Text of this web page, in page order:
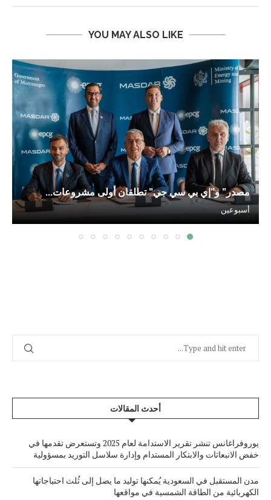
YOU MAY ALSO LIKE
مصدر” و”إي بي سي جي” تطلقان أولى مشروعات...
أسبوعين
أحدث المقالات
يوروفراغانس تنشر تقرير الاستدامة لعام 2025 وتستعرض تقدمها في
خفض الانبعاثات والابتكار المستدام وإدارة سلاسل التوريد بمسؤولية
مدن المستقبل في السعودية يُمكنها توليد ما يصل إلى ثُلث احتياجاتها
الكهربائية من الطاقة الشمسية في مواقعها